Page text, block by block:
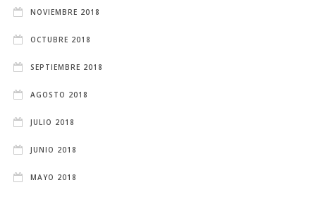
NOVIEMBRE 2018
OCTUBRE 2018
SEPTIEMBRE 2018
AGOSTO 2018
JULIO 2018
JUNIO 2018
MAYO 2018